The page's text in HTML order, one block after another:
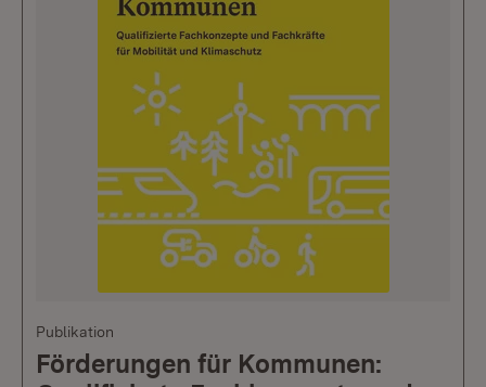
Publikation
Förderungen für Kommunen: